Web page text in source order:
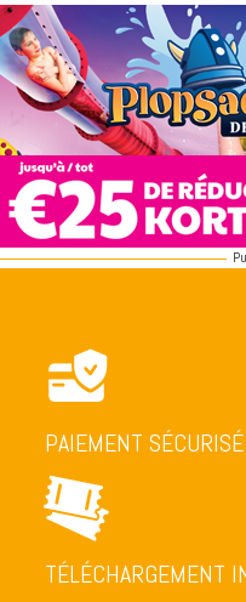
PAIEMENT SÉCURISÉ
TÉLÉCHARGEMENT